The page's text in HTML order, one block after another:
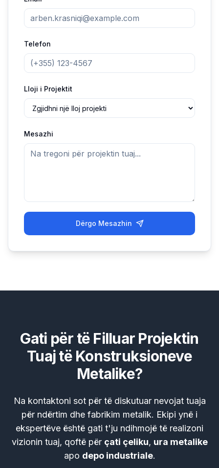
Telefon
Lloji i Projektit
Mesazhi
Dërgo Mesazhin
Gati për të Filluar Projektin
Tuaj të Konstruksioneve
Metalike?
Na kontaktoni sot për të diskutuar nevojat tuaja
për ndërtim dhe fabrikim metalik. Ekipi ynë i
ekspertëve është gati t'ju ndihmojë të realizoni
vizionin tuaj, qoftë për çati çeliku, ura metalike
apo depo industriale.